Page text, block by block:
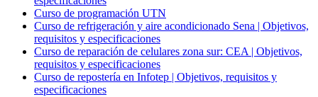
Curso de programación UTN
Curso de refrigeración y aire acondicionado Sena | Objetivos,
requisitos y especificaciones
Curso de reparación de celulares zona sur: CEA | Objetivos,
requisitos y especificaciones
Curso de repostería en Infotep | Objetivos, requisitos y
especificaciones